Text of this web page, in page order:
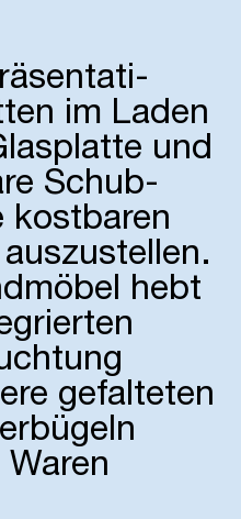
im Laden
und
Schub­
kostbaren
hebt
gefal­teten